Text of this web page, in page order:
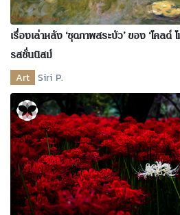
เรื่องเล่าหลัง ‘ชุดภาพสระบัว’ ของ ‘โคล
รสชั่นนิสม์
Art Siri P.